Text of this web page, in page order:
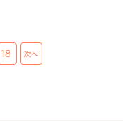
18 次へ